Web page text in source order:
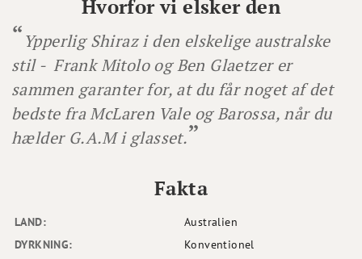
Hvorfor vi elsker den
Ypperlig Shiraz i den elskelige australske
stil - Frank Mitolo og Ben Glaetzer er
sammen garanter for, at du får noget af det
bedste fra McLaren Vale og Barossa, når du
hælder G.A.M i glasset.
LAND:
Australien
DYRKNING:
Konventionel
Fakta